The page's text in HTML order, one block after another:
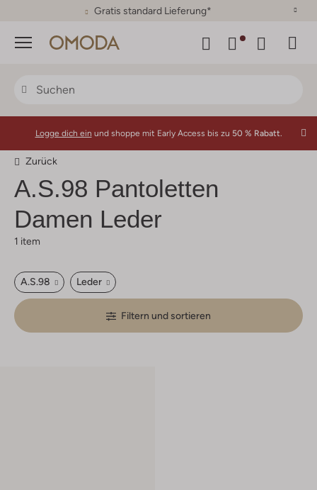
30 Tage Rückgaberecht
Menü
Logge dich ein und shoppe mit Early Access bis zu 50 % Rabatt.
Zurück
A.s.98 Pantoletten
Damen Leder
1 item
A.s.98 Leder
Filtern und sortieren